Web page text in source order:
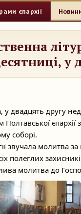
єпархії
у
у двадцять другу
Полтавської
соборі.
звучала молитва
полеглих
молитва до